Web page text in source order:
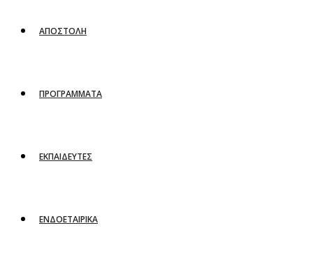
ΑΠΟΣΤΟΛΗ
ΠΡΟΓΡΑΜΜΑΤΑ
ΕΚΠΑΙΔΕΥΤΕΣ
ΕΝΔΟΕΤΑΙΡΙΚΑ